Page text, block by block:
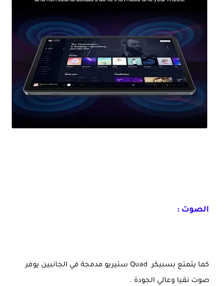
الصوت :
كما يتمتع بسبيكر Quad ستيريو مدمجة في الجانبين يوفر
صوت نقيا وعالي الجودة .